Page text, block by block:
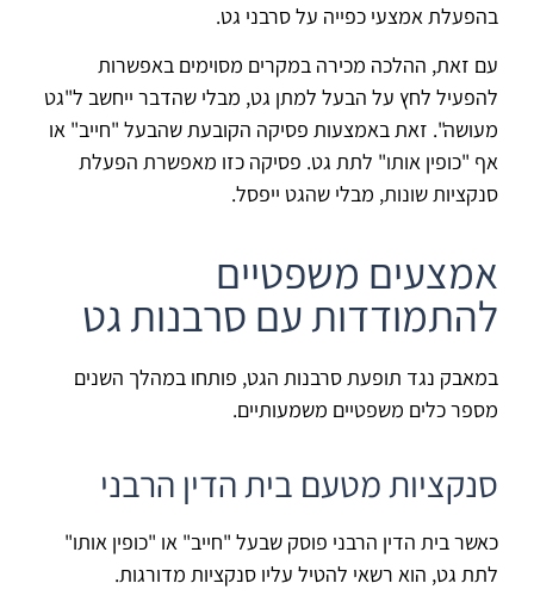
בהפעלת אמצעי כפייה על סרבני גט.
עם זאת, ההלכה מכירה במקרים מסוימים באפשרות
להפעיל לחץ על הבעל למתן גט, מבלי שהדבר ייחשב ל"גט
מעושה". זאת באמצעות פסיקה הקובעת שהבעל "חייב" או
אף "כופין אותו" לתת גט. פסיקה כזו מאפשרת הפעלת
סנקציות שונות, מבלי שהגט ייפסל.
אמצעים משפטיים
להתמודדות עם סרבנות גט
במאבק נגד תופעת סרבנות הגט, פותחו במהלך השנים
מספר כלים משפטיים משמעותיים.
סנקציות מטעם בית הדין הרבני
כאשר בית הדין הרבני פוסק שבעל "חייב" או "כופין אותו"
לתת גט, הוא רשאי להטיל עליו סנקציות מדורגות.